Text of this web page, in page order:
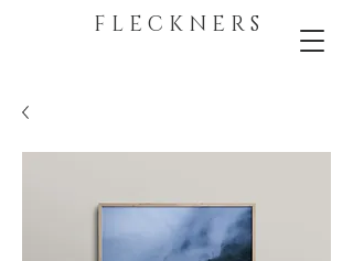
F L E C K N E R S